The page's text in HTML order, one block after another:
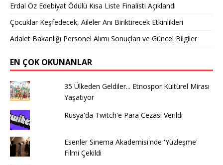
Erdal Öz Edebiyat Ödülü Kısa Liste Finalisti Açıklandı
Çocuklar Keşfedecek, Aileler Anı Biriktirecek Etkinlikleri
Adalet Bakanlığı Personel Alımı Sonuçları ve Güncel Bilgiler
EN ÇOK OKUNANLAR
35 Ülkeden Geldiler... Etnospor Kültürel Mirası
Yaşatıyor
Rusya'da Twitch'e Para Cezası Verildi
Esenler Sinema Akademisi'nde 'Yüzleşme'
Filmi Çekildi